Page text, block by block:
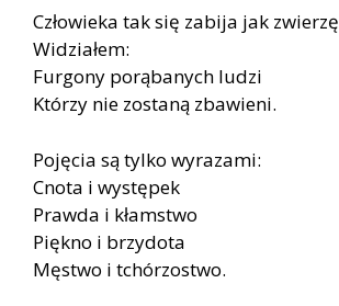
Czło­wie­ka tak się za­bi­ja jak zwie­rzę
Wi­dzia­łem:
Fur­go­ny po­rą­ba­nych lu­dzi
Któ­rzy nie zo­sta­ną zba­wie­ni.
Po­ję­cia są tyl­ko wy­ra­za­mi:
Cno­ta i wy­stę­pek
Praw­da i kłam­stwo
Pięk­no i brzy­do­ta
Mę­stwo i tchó­rzo­stwo.